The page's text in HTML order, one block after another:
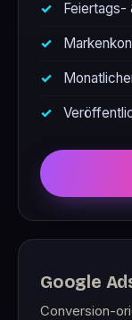
Feiertags-
Google
Conversion-